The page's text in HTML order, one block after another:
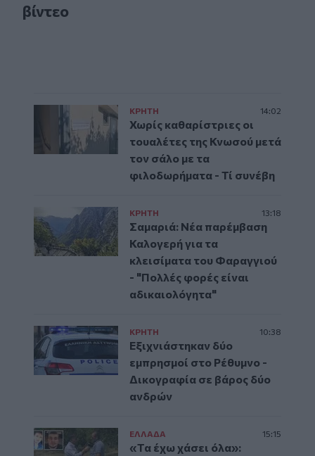
βίντεο
ΚΡΗΤΗ 14:02
Χωρίς καθαρίστριες οι
τουαλέτες της Κνωσού μετά
τον σάλο με τα
φιλοδωρήματα - Τί συνέβη
ΚΡΗΤΗ 13:18
Σαμαριά: Νέα παρέμβαση
Καλογερή για τα
κλεισίματα του Φαραγγιού
- "Πολλές φορές είναι
αδικαιολόγητα"
ΚΡΗΤΗ 10:38
Εξιχνιάστηκαν δύο
εμπρησμοί στο Ρέθυμνο -
Δικογραφία σε βάρος δύο
ανδρών
ΕΛΛAΔΑ 15:15
«Τα έχω χάσει όλα»: